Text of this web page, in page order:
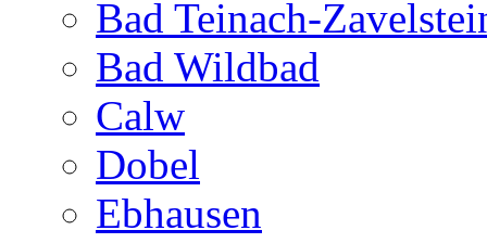
Bad Teinach-
Bad Wildbad
Calw
Dobel
Ebhausen